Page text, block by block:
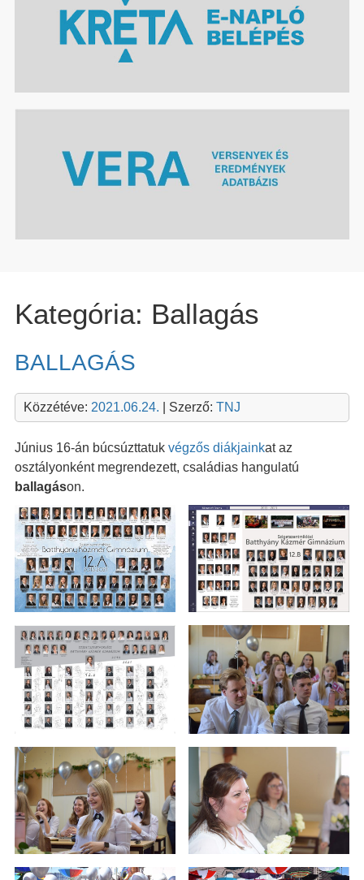
Kategória: Ballagás
BALLAGÁS
Közzétéve: 2021.06.24. | Szerző: TNJ
Június 16-án búcsúzttatuk végzős diákjainkat az
osztályonként megrendezett, családias hangulatú
ballagáson.